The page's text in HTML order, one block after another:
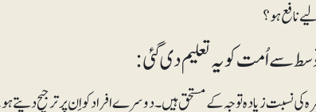
نافع ہو؟
سے اُمت کو یہ تعلیم دی گئی: